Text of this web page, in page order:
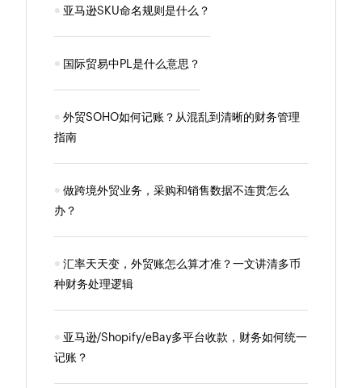
亚马逊SKU命名规则是什么？
国际贸易中PL是什么意思？
外贸SOHO如何记账？从混乱到清晰的财务管理
指南
做跨境外贸业务，采购和销售数据不连贯怎么
办？
汇率天天变，外贸账怎么算才准？一文讲清多币
种财务处理逻辑
亚马逊/Shopify/eBay多平台收款，财务如何统一
记账？